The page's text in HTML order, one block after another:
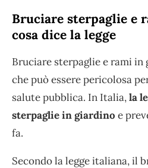
Bruciare sterpaglie e
cosa dice la legge
Bruciare sterpaglie e rami in
che può essere pericolosa
salute pubblica. In Italia,la
sterpaglie in giardino e
fa.
Secondo la legge italiana, il